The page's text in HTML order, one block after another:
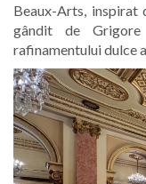
Beaux-Arts, inspirat
gândit de
rafinamentului dulce